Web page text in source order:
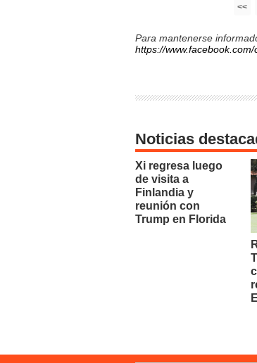
<<
Para mantenerse
https://
Noticias
Xi regresa luego
de visita a
Finlandia y
reunión con
Trump en Florida